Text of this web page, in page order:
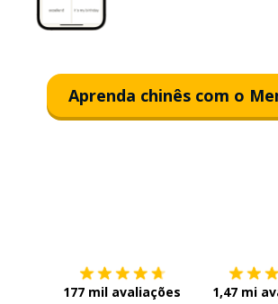
Aprenda chinês com o
177 mil avaliações 1,47 mi